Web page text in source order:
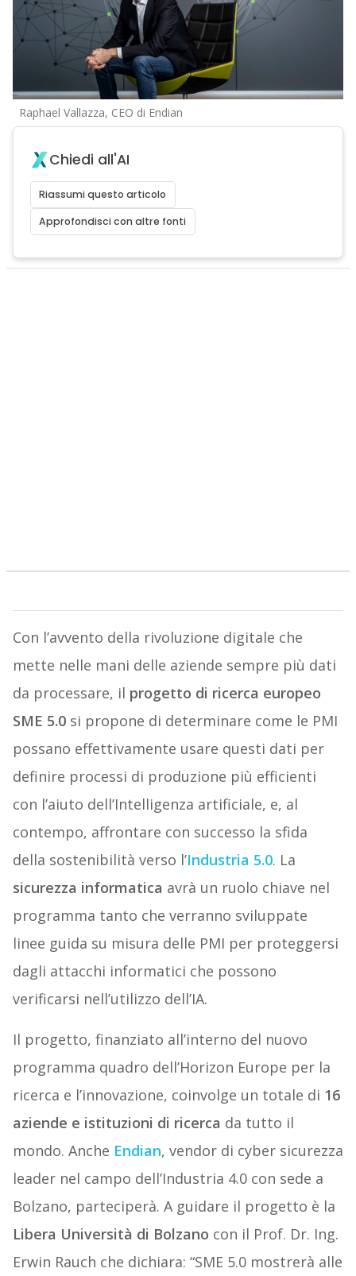
Raphael Vallazza, CEO di Endian
Chiedi all'AI
Riassumi questo articolo
Approfondisci con altre fonti
Con l’avvento della rivoluzione digitale che
mette nelle mani delle aziende sempre più dati
da processare, il progetto di ricerca europeo
SME 5.0si propone di determinare come le PMI
possano effettivamente usare questi dati per
definire processi di produzione più efficienti
con l’aiuto dell’Intelligenza artificiale, e, al
contempo, affrontare con successo la sfida
della sostenibilità verso l’Industria 5.0. La
sicurezza informatica avrà un ruolo chiave nel
programma tanto che verranno sviluppate
linee guida su misura delle PMI per proteggersi
dagli attacchi informatici che possono
verificarsi nell’utilizzo dell’IA.
Il progetto, finanziato all’interno del nuovo
programma quadro dell’Horizon Europe per la
ricerca e l’innovazione, coinvolge un totale di 16
aziende e istituzioni di ricerca da tutto il
mondo. Anche Endian, vendor di cyber sicurezza
leader nel campo dell’Industria 4.0 con sede a
Bolzano, parteciperà. A guidare il progetto è la
Libera Università di Bolzano con il Prof. Dr. Ing.
Erwin Rauch che dichiara: “SME 5.0 mostrerà alle